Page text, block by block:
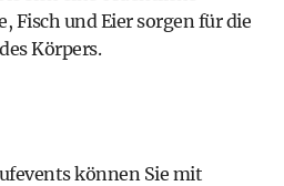
Fisch und Eier sorgen für die
Körpers.
können Sie mit